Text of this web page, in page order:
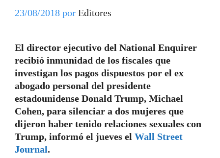
23/08/2018 por Editores
El director ejecutivo del National Enquirer
recibió inmunidad de los fiscales que
investigan los pagos dispuestos por el ex
abogado personal del presidente
estadounidense Donald Trump, Michael
Cohen, para silenciar a dos mujeres que
dijeron haber tenido relaciones sexuales con
Trump, informó el jueves el Wall Street
Journal.